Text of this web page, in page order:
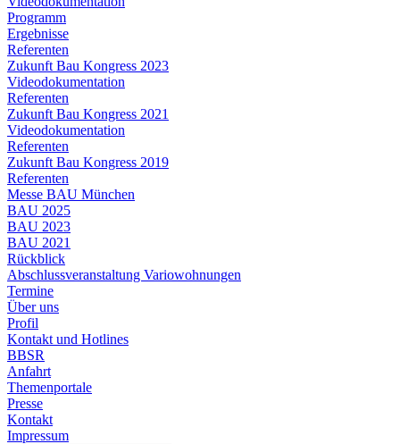
Programm
Ergebnisse
Referenten
Zukunft Bau Kongress 2023
Videodokumentation
Referenten
Zukunft Bau Kongress 2021
Videodokumentation
Referenten
Zukunft Bau Kongress 2019
Referenten
Messe BAU München
BAU 2025
BAU 2023
BAU 2021
Rückblick
Abschlussveranstaltung Variowohnungen
Termine
Über uns
Profil
Kontakt und Hotlines
BBSR
Anfahrt
Themenportale
Presse
Kontakt
Impressum